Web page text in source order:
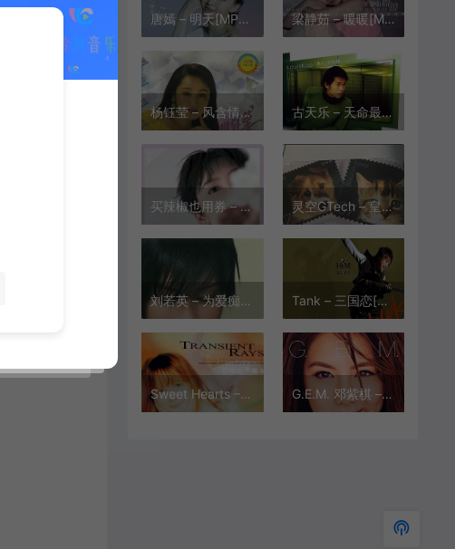
唐嫣 – 明天[MP3-320K/FLAC][7.47M/18.5M] 梁静茹 – 暖暖[MP3-320K/FLAC][9.42M/28.1M]
杨钰莹 – 风含情水含笑[MP3-320K/FLAC][10.2M/26.7M] 古天乐 – 天命最高[MP3-320K/FLAC][7.58M/21.5M]
买辣椒也用券 – 起风了[MP3-320K/FLAC][12.6M/40.1M] 灵空GTech – 皇家萌卫[MP3-320K/FLAC][8.89M/17.7M]
刘若英 – 为爱痴狂[MP3-320K/FLAC][12.0M/27.3M] Tank – 三国恋[MP3-320K/FLAC][9.5M/31.6M]
Sweet Hearts – I’ve Never Been to Me[MP3-320K/FLAC][7.99M/20.4M] G.E.M. 邓紫棋 – 来自天堂的魔鬼[MP3-320K/FLAC][9.67M/28.8M]